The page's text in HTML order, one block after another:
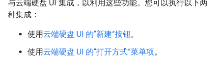
与云端硬盘 UI 集成，以利用这些功能。您可以执行以下两
种集成：
使用云端硬盘 UI 的“新建”按钮。
使用云端硬盘 UI 的“打开方式”菜单项。